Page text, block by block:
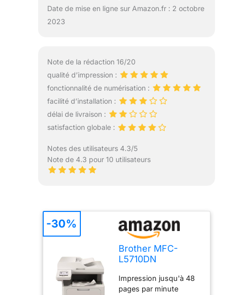
Date de mise en ligne sur Amazon.fr : 2 octobre
2023
Note de la rédaction 16/20
qualité d’impression :
fonctionnalité de numérisation :
facilité d’installation :
délai de livraison :
satisfaction globale :
Notes des utilisateurs 4.3/5
Note de 4.3 pour 10 utilisateurs
Brother MFC-
L5710DN
Multifonction
Laser A4 1200 x
Impression jusqu'à 48
pages par minute
-30%